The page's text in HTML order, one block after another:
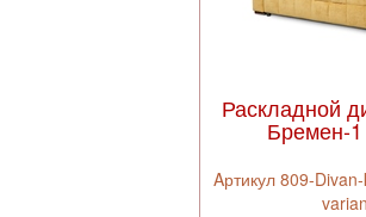
Раскладной
Бремен-
Aртикул 809-